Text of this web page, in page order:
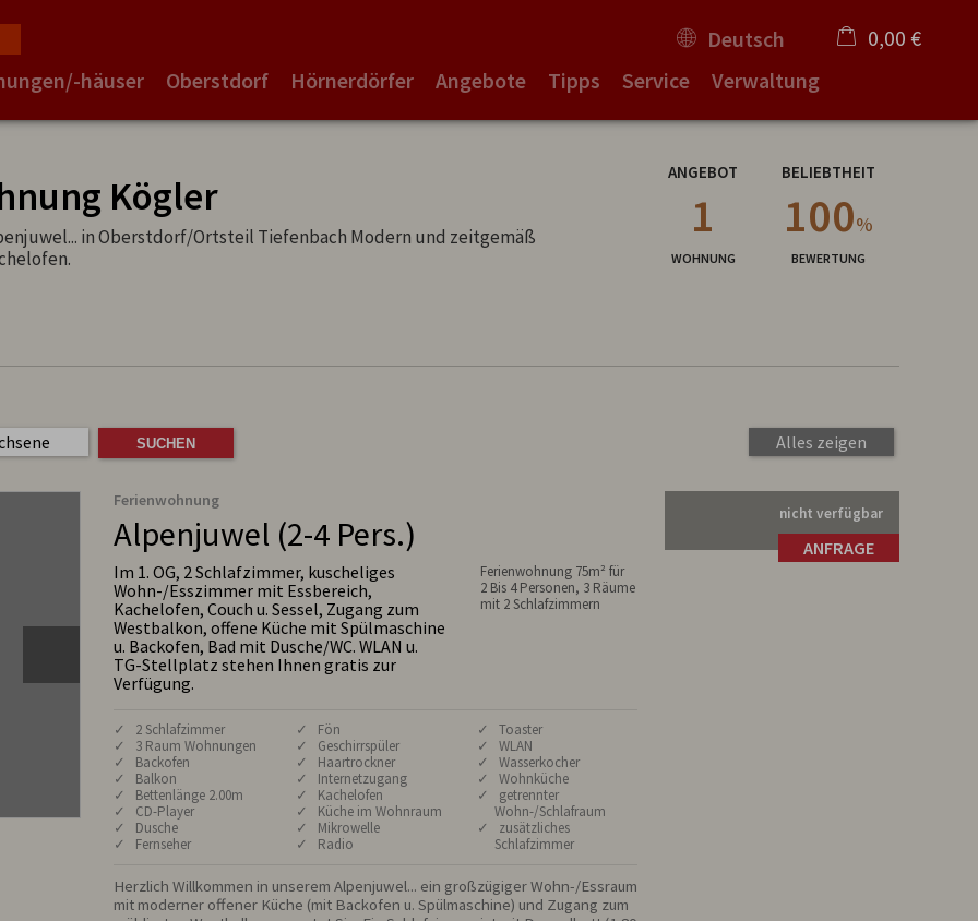
häuser Oberstdorf Hörnerdörfer Angebote Tipps Service Verwaltung
Deutsch 0,00 €
Warenkorb ist leer
Kögler
in Oberstdorf/Ortsteil Tiefenbach Modern und zeitgemäß
ANGEBOT
1
WOHNUNG
BELIEBTHEIT
100%
BEWERTUNG
Alles zeigen
Ferienwohnung
Alpenjuwel (2-4 Pers.)
Im 1. OG, 2 Schlafzimmer, kuscheliges
Wohn-/Esszimmer mit Essbereich,
Kachelofen, Couch u. Sessel, Zugang zum
Westbalkon, offene Küche mit Spülmaschine
u. Backofen, Bad mit Dusche/WC. WLAN u.
TG-Stellplatz stehen Ihnen gratis zur
Verfügung.
Ferienwohnung 75m² für
2 Bis 4 Personen, 3 Räume
mit 2 Schlafzimmern
✓ 2 Schlafzimmer
✓ 3 Raum Wohnungen
✓ Backofen
✓ Balkon
✓ Bettenlänge 2.00m
✓ CD-Player
✓ Dusche
✓ Fernseher
✓ Fön
✓ Geschirrspüler
✓ Haartrockner
✓ Internetzugang
✓ Kachelofen
✓ Küche im Wohnraum
✓ Mikrowelle
✓ Radio
✓ Toaster
✓ WLAN
✓ Wasserkocher
✓ Wohnküche
✓ getrennter
Wohn-/Schlafraum
✓ zusätzliches
Schlafzimmer
Herzlich Willkommen in unserem Alpenjuwel... ein großzügiger Wohn-/Essraum
mit moderner offener Küche (mit Backofen u. Spülmaschine) und Zugang zum
nicht verfügbar
ANFRAGE